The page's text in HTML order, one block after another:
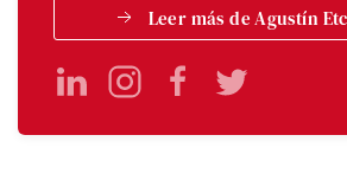
Leer más de Agustín